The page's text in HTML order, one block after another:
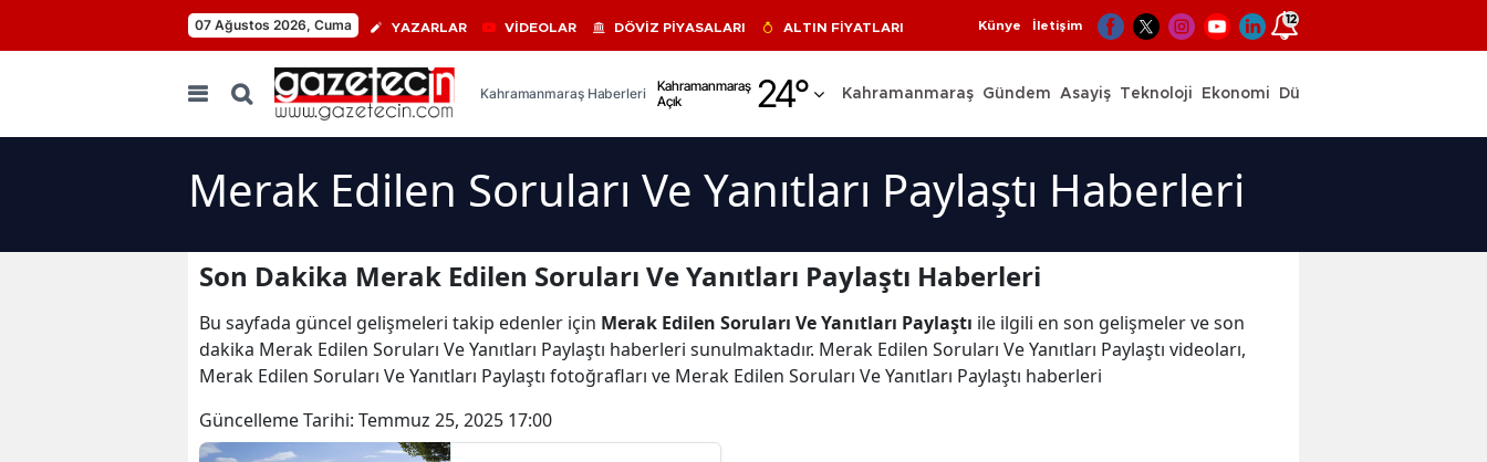
07 Ağustos 2026, Cuma YAZARLAR VİDEOLAR DÖVİZ PİYASALARI ALTIN FİYATLARI Künye İletişim 12
Kahramanmaraş Haberleri
Kahramanmaraş
Açık
24°
Adıyaman
Ağrı
Amasya
Ankara
Antalya
Artvin
Kahramanmaraş Gündem Asayiş Teknoloji Ekonomi Dünya
Merak Edilen Soruları Ve Yanıtları Paylaştı Haberleri
Son Dakika Merak Edilen Soruları Ve Yanıtları Paylaştı Haberleri
Bu sayfada güncel gelişmeleri takip edenler için Merak Edilen Soruları Ve Yanıtları Paylaştı ile ilgili en son gelişmeler ve son
dakika Merak Edilen Soruları Ve Yanıtları Paylaştı haberleri sunulmaktadır. Merak Edilen Soruları Ve Yanıtları Paylaştı videoları,
Merak Edilen Soruları Ve Yanıtları Paylaştı fotoğrafları ve Merak Edilen Soruları Ve Yanıtları Paylaştı haberleri
Güncelleme Tarihi: Temmuz 25, 2025 17:00